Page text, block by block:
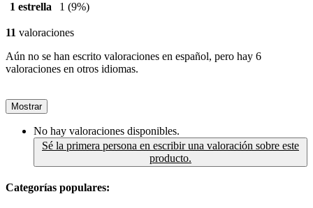
1 estrella
1 (9%)
11 valoraciones
Aún no se han escrito valoraciones en español, pero hay 6
valoraciones en otros idiomas.
Mostrar
No hay valoraciones disponibles.
Sé la primera persona en escribir una valoración sobre este
producto.
Categorías populares: